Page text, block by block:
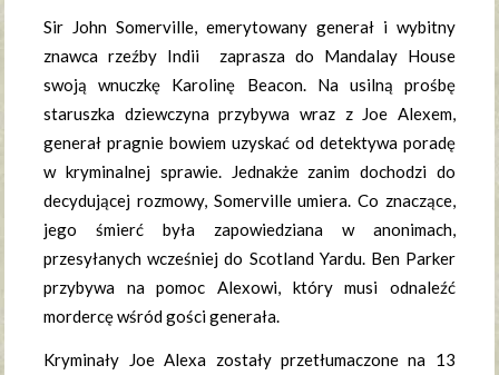
Sir John Somerville, emerytowany generał i wybitny
znawca rzeźby Indii zaprasza do Mandalay House
swoją wnuczkę Karolinę Beacon. Na usilną prośbę
staruszka dziewczyna przybywa wraz z Joe Alexem,
generał pragnie bowiem uzyskać od detektywa poradę
w kryminalnej sprawie. Jednakże zanim dochodzi do
decydującej rozmowy, Somerville umiera. Co znaczące,
jego śmierć była zapowiedziana w anonimach,
przesyłanych wcześniej do Scotland Yardu. Ben Parker
przybywa na pomoc Alexowi, który musi odnaleźć
mordercę wśród gości generała.
Kryminały Joe Alexa zostały przetłumaczone na 13